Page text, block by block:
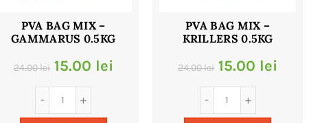
PVA BAG MIX –
GAMMARUS 0.5KG
24.00lei Prețul
inițial
a
15.00 lei
PVA BAG MIX –
KRILLERS 0.5KG
24.00lei Prețul
inițial
a
15.00 lei